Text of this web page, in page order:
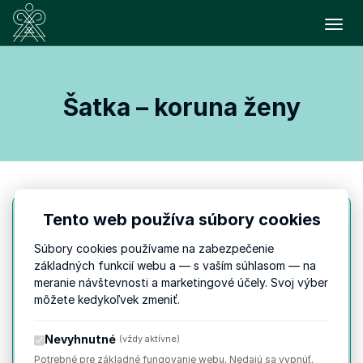
Šatka – koruna ženy
PIATOK3. 7.
15:00
do 16:00
Šatka – koruna ženy
Tento web používa súbory cookies
Súbory cookies používame na zabezpečenie
základných funkcií webu a — s vaším súhlasom — na
meranie návštevnosti a marketingové účely. Svoj výber
môžete kedykoľvek zmeniť.
Nevyhnutné (vždy aktívne)
Potrebné pre základné fungovanie webu. Nedajú sa vypnúť.